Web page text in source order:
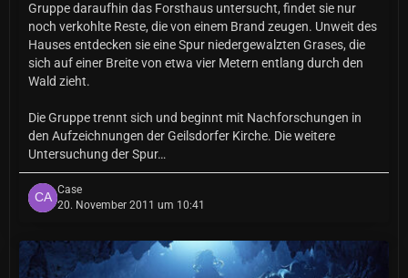
Gruppe daraufhin das Forsthaus untersucht, findet sie nur
noch verkohlte Reste, die von einem Brand zeugen. Unweit des
Hauses entdecken sie eine Spur niedergewalzten Grases, die
sich auf einer Breite von etwa vier Metern entlang durch den
Wald zieht.
Die Gruppe trennt sich und beginnt mit Nachforschungen in
den Aufzeichnungen der Geilsdorfer Kirche. Die weitere
Untersuchung der Spur…
Case
20. November 2011 um 10:41